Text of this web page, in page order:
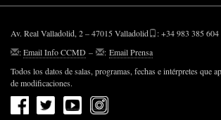
Av. Real Valladolid, 2 – 47015 Valladolid
: +34 983 385 604
:Email Info CCMD – : Email Prensa
Todos los datos de salas, programas, fechas e intérpretes que
de modificaciones.